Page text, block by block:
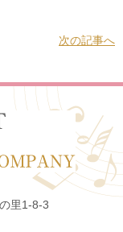
次の記事へ
里1-8-3